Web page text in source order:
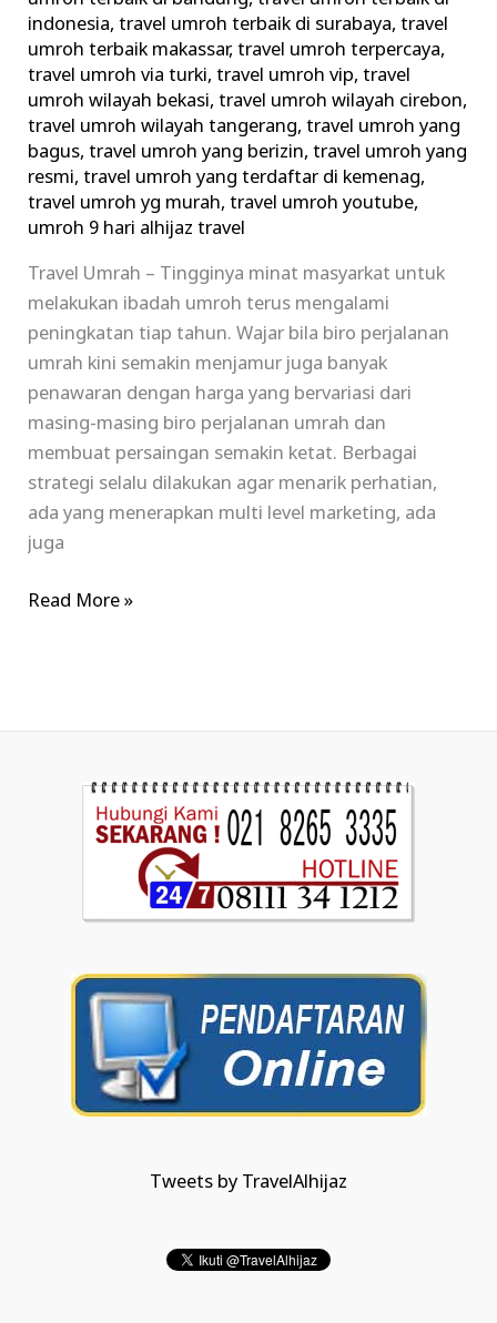
indonesia,travel umroh terbaik di surabaya,travel
umroh terbaik makassar,travel umroh terpercaya,
travel umroh via turki,travel umroh vip,travel
umroh wilayah bekasi,travel umroh wilayah cirebon,
travel umroh wilayah tangerang,travel umroh yang
bagus,travel umroh yang berizin,travel umroh yang
resmi,travel umroh yang terdaftar di kemenag,
travel umroh yg murah,travel umroh youtube,
umroh 9 hari alhijaz travel
Travel Umrah – Tingginya minat masyarkat untuk
melakukan ibadah umroh terus mengalami
peningkatan tiap tahun. Wajar bila biro perjalanan
umrah kini semakin menjamur juga banyak
penawaran dengan harga yang bervariasi dari
masing-masing biro perjalanan umrah dan
membuat persaingan semakin ketat. Berbagai
strategi selalu dilakukan agar menarik perhatian,
ada yang menerapkan multi level marketing, ada
juga
Read More »
Tweets by TravelAlhijaz